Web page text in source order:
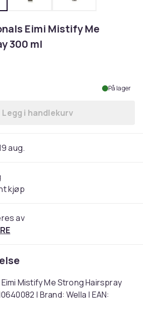
Eimi Mistify Me
300 ml
På lager
Legg Wella Professionals
Legg i handlekurv
aug.
kjøp
av
Mistify Me Strong Hairspray
| Brand: Wella | EAN: